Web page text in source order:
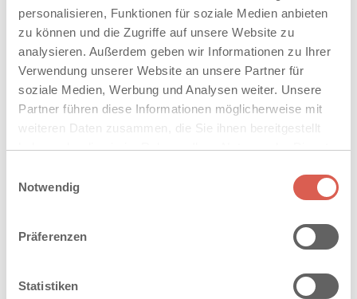
personalisieren, Funktionen für soziale Medien anbieten
zu können und die Zugriffe auf unsere Website zu
analysieren. Außerdem geben wir Informationen zu Ihrer
Verwendung unserer Website an unsere Partner für
soziale Medien, Werbung und Analysen weiter. Unsere
Partner führen diese Informationen möglicherweise mit
weiteren Daten zusammen, die Sie ihnen bereitgestellt
haben oder die sie im Rahmen Ihrer Nutzung der Dienste
Cookies, wenn Sie unsere Webseite weiterhin nutzen.
Notwendig
Präferenzen
Statistiken